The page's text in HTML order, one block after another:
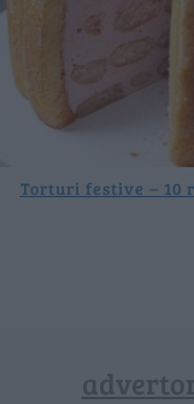
Torturi festive – 10